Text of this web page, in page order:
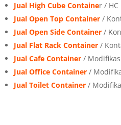
Jual High Cube Container /
Jual Open Top Container /
Jual Open Side Container /
Jual Flat Rack Container /
Jual Cafe Container /
Jual Office Container /
Jual Toilet Container /